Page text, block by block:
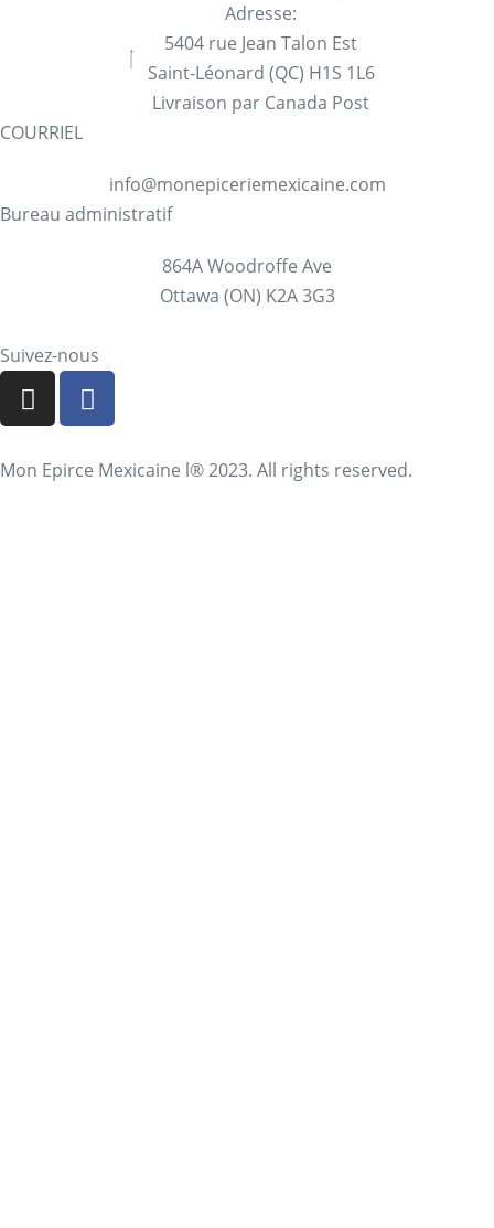
Adresse:
5404 rue Jean Talon Est
Saint-Léonard (QC) H1S 1L6
Livraison par Canada Post
COURRIEL
info@monepiceriemexicaine.com
Bureau administratif
864A Woodroffe Ave
Ottawa (ON) K2A 3G3
Suivez-nous
Mon Epirce Mexicaine l® 2023. All rights reserved.